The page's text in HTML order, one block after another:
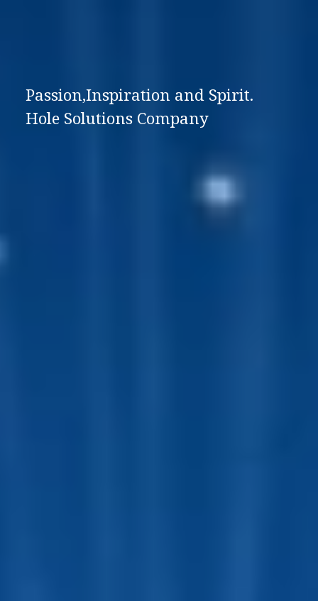
Passion,Inspiration and Spirit.
Hole Solutions Company